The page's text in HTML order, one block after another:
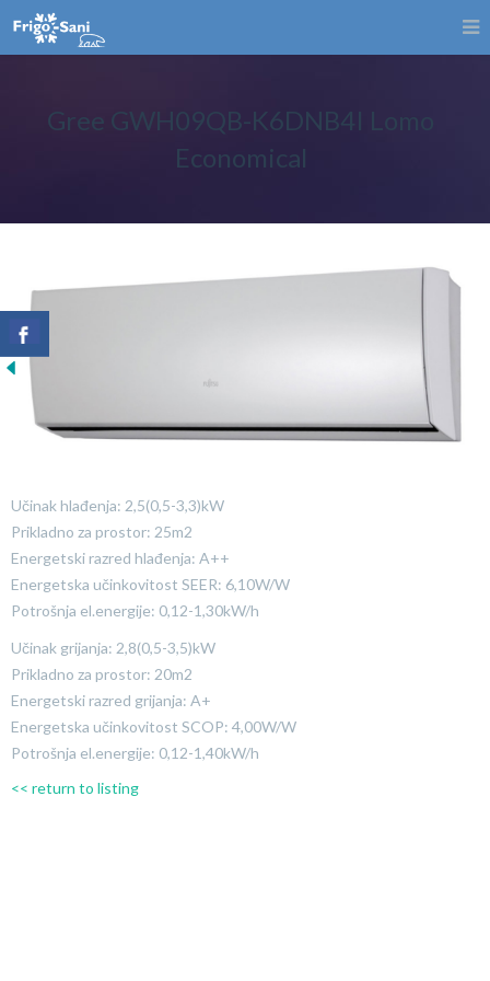
Gree GWH09QB-K6DNB4I Lomo
Economical
Učinak hlađenja: 2,5(0,5-3,3)kW
Prikladno za prostor: 25m2
Energetski razred hlađenja: A++
Energetska učinkovitost SEER: 6,10W/W
Potrošnja el.energije: 0,12-1,30kW/h
Učinak grijanja: 2,8(0,5-3,5)kW
Prikladno za prostor: 20m2
Energetski razred grijanja: A+
Energetska učinkovitost SCOP: 4,00W/W
Potrošnja el.energije: 0,12-1,40kW/h
<< return to listing